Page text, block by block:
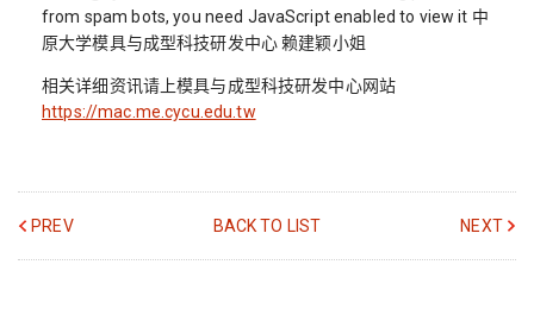
from spam bots, you need JavaScript enabled to view it 中
原大学模具与成型科技研发中心 赖建颖小姐
相关详细资讯请上模具与成型科技研发中心网站
https://mac.me.cycu.edu.tw
PREV BACK TO LIST NEXT